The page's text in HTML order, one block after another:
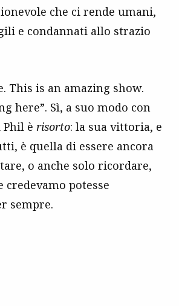
che ci rende umani,
e condannati allo strazio
This is an amazing show.
here”. Sì, a suo modo con
Phil è risorto: la sua vittoria, e
è quella di essere ancora
o anche solo ricordare,
credevamo potesse
sempre.